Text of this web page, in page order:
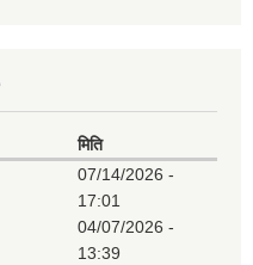
मिति
07/14/2026 -
17:01
04/07/2026 -
13:39